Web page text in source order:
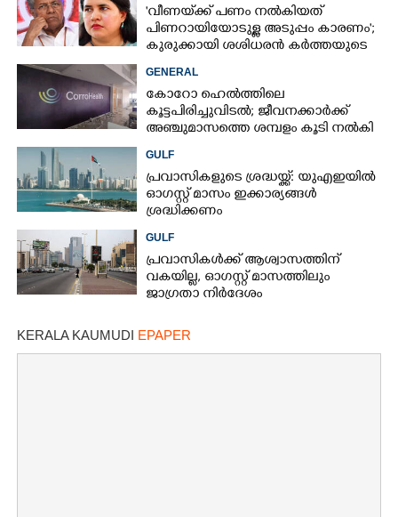
'വീണയ്‌ക്ക് പണം നൽകിയത്
പിണറായിയോടുള്ള അടുപ്പം കാരണം';
കുരുക്കായി ശശിധരൻ കർത്തയുടെ
മൊഴി
GENERAL
കോറോ ഹെൽത്തിലെ
കൂട്ടപിരിച്ചുവിടൽ; ജീവനക്കാർക്ക്
അഞ്ചുമാസത്തെ ശമ്പളം കൂടി നൽകി
GULF
പ്രവാസികളുടെ ശ്രദ്ധയ്ക്ക്: യുഎഇയിൽ
ഓഗസ്റ്റ് മാസം ഇക്കാര്യങ്ങൾ
ശ്രദ്ധിക്കണം
GULF
പ്രവാസികൾക്ക് ആശ്വാസത്തിന്
വകയില്ല, ഓഗസ്റ്റ് മാസത്തിലും
ജാഗ്രതാ നിർദേശം
KERALA KAUMUDI EPAPER